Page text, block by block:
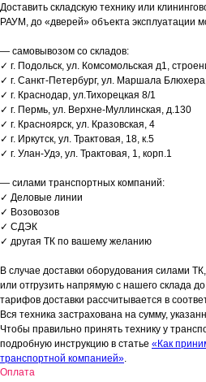
Доставить складскую технику или
РАУМ, до «дверей» объекта эксплуатации
— самовывозом со складов:
✓ г. Подольск, ул. Комсомольская д1,
✓ г. Санкт-Петербург, ул. Маршала
✓ г. Краснодар, ул.Тихорецкая 8/1
✓ г. Пермь, ул. Верхне-Муллинская, д.130
✓ г. Красноярск, ул. Кразовская, 4
✓ г. Иркутск, ул. Трактовая, 18, к.5
✓ г. Улан-Удэ, ул. Трактовая, 1, корп.1
— силами транспортных компаний:
✓ Деловые линии
✓ Возовозов
✓ СДЭК
✓ другая ТК по вашему желанию
В случае доставки оборудования силами
или отгрузить напрямую с нашего склада
тарифов доставки рассчитывается в
Вся техника застрахована на сумму,
Чтобы правильно принять технику у
подробную инструкцию в статье «Как
транспортной компанией».
Оплата